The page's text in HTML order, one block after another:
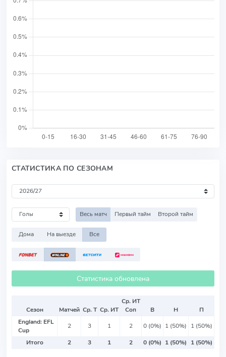
СТАТИСТИКА ПО СЕЗОНАМ
Весь матч Первый тайм Второй тайм
Дома На выезде Все
Статистика обновлена
Сезон Матчей Ср. Т Ср. ИТ
Ср. ИТ
Соп
В Н
П
England: EFL
Cup
2 3 1 2 0 (0%) 1 (50%) 1 (50%)
Итого 2 3 1 2 0 (0%) 1 (50%) 1 (50%)